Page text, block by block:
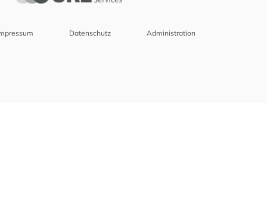
Datenschutz Administration